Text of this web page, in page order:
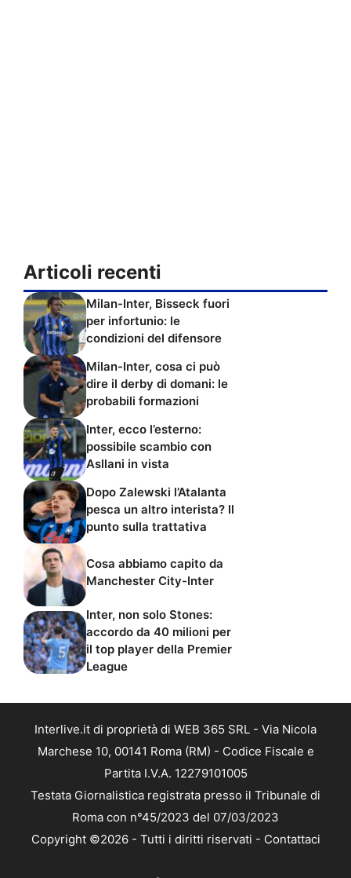
Articoli recenti
Milan-Inter, Bisseck fuori
per infortunio: le
condizioni del difensore
Milan-Inter, cosa ci può
dire il derby di domani: le
probabili formazioni
Inter, ecco l’esterno:
possibile scambio con
Asllani in vista
Dopo Zalewski l’Atalanta
pesca un altro interista? Il
punto sulla trattativa
Cosa abbiamo capito da
Manchester City-Inter
Inter, non solo Stones:
accordo da 40 milioni per
il top player della Premier
League
Interlive.it di proprietà di WEB 365 SRL - Via Nicola
Marchese 10, 00141 Roma (RM) - Codice Fiscale e
Partita I.V.A. 12279101005
Testata Giornalistica registrata presso il Tribunale di
Roma con n°45/2023 del 07/03/2023
Copyright ©2026 - Tutti i diritti riservati - Contattaci